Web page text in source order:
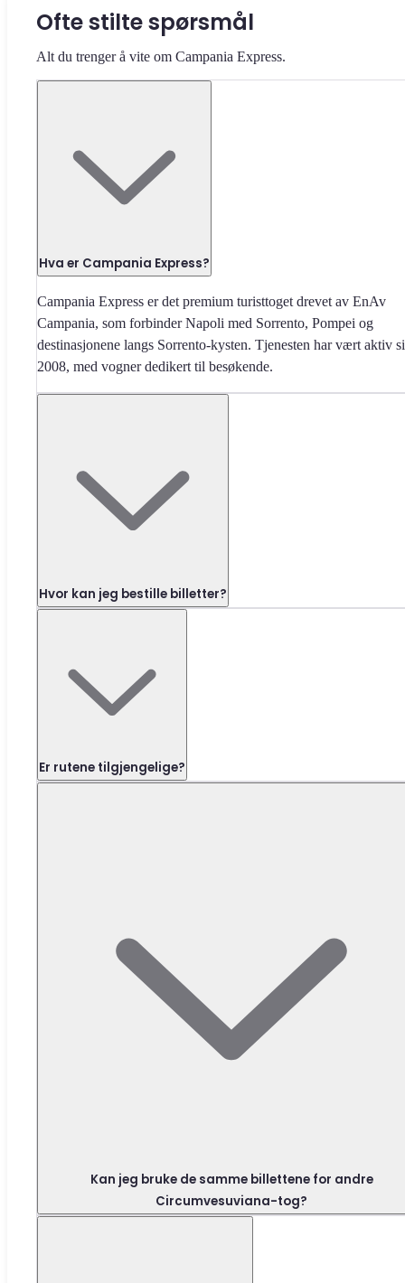
Ofte stilte spørsmål
Alt du trenger å vite om Campania Express.
Hva er Campania Express?
Campania Express er det premium turisttoget drevet av EnAv
Campania, som forbinder Napoli med Sorrento, Pompei og
destinasjonene langs Sorrento-kysten. Tjenesten har vært aktiv
2008, med vogner dedikert til besøkende.
Hvor kan jeg bestille billetter?
Er rutene tilgjengelige?
Kan jeg bruke de samme billettene for andre
Circumvesuviana-tog?